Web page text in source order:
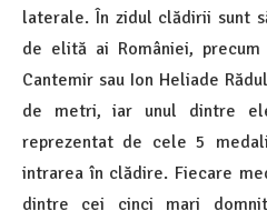
laterale. În zidul clădirii sunt
de elită ai României,
Cantemir sau Ion Heliade
de metri, iar unul dintre
reprezentat de cele 5
intrarea în clădire. Fiecare
dintre cei cinci mari